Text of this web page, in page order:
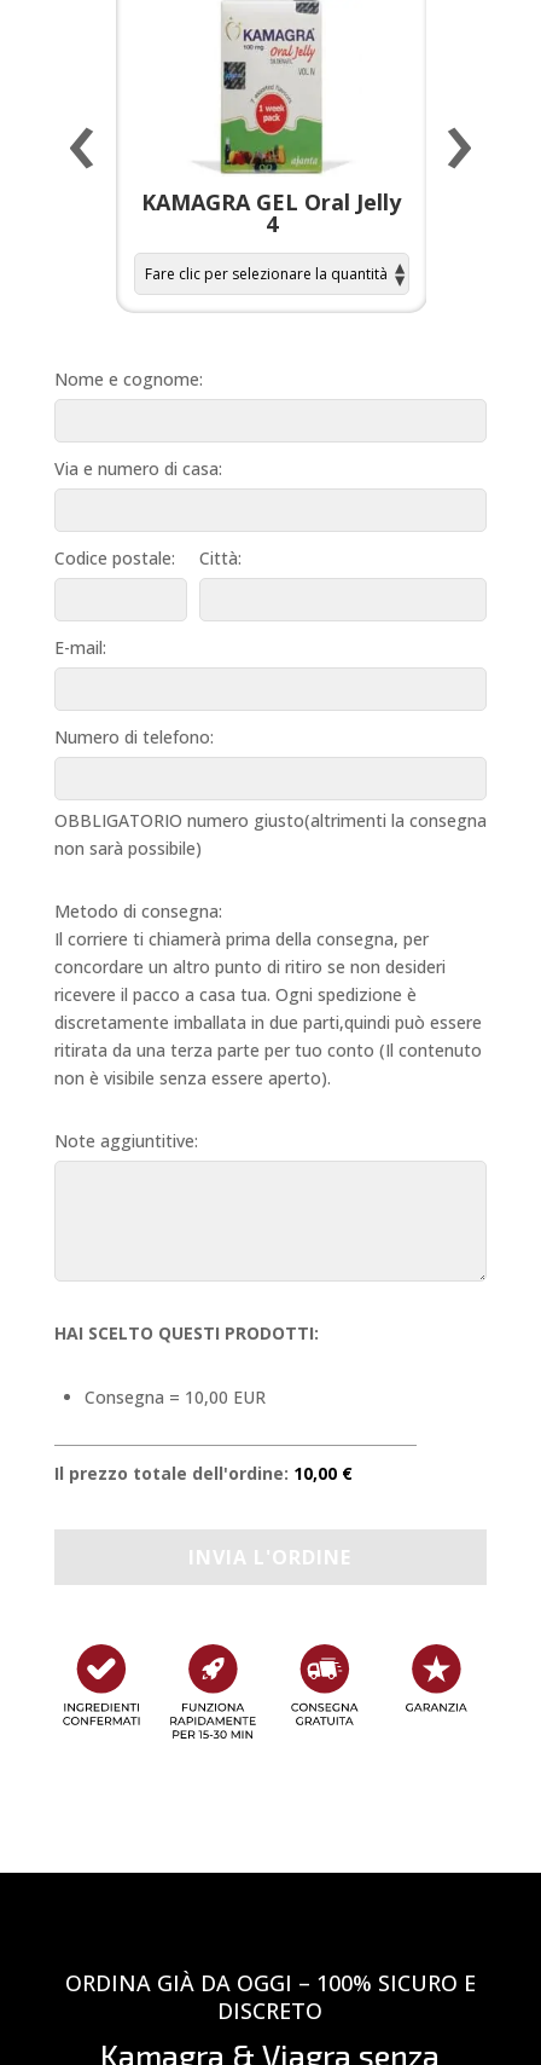
KAMAGRA GEL Oral Jelly
4
‹ ›
Nome e cognome:
Via e numero di casa:
Codice postale: Città:
E-mail:
Numero di telefono:
OBBLIGATORIO numero giusto(altrimenti la consegna
non sarà possibile)
Metodo di consegna:
Il corriere ti chiamerà prima della consegna, per
concordare un altro punto di ritiro se non desideri
ricevere il pacco a casa tua. Ogni spedizione è
discretamente imballata in due parti,quindi può essere
ritirata da una terza parte per tuo conto (Il contenuto
non è visibile senza essere aperto).
Note aggiuntitive:
HAI SCELTO QUESTI PRODOTTI:
Consegna = 10,00 EUR
Il prezzo totale dell'ordine: 10,00 €
ORDINA GIÀ DA OGGI – 100% SICURO E
DISCRETO
Kamagra & Viagra senza